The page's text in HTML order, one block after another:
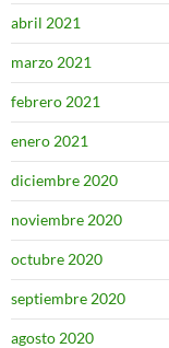
abril 2021
marzo 2021
febrero 2021
enero 2021
diciembre 2020
noviembre 2020
octubre 2020
septiembre 2020
agosto 2020